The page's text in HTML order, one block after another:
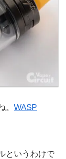
WASP
というわけで